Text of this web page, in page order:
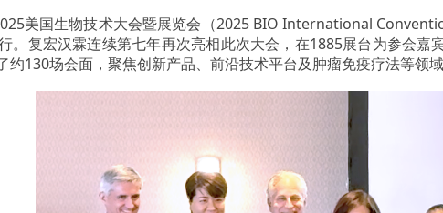
美国生物技术大会暨展览会（2025 BIO International
。复宏汉霖连续第七年再次亮相此次大会，在1885展台为参会嘉
约130场会面，聚焦创新产品、前沿技术平台及肿瘤免疫疗法等领